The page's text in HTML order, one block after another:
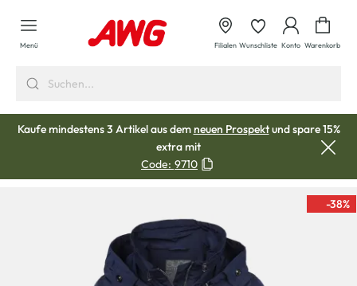
springen
Menü Filialen Wunschliste Konto Warenkorb
Kaufe mindestens 3 Artikel aus demneuen Prospektund spare 15%
extra mit
Code: 9710
-38%